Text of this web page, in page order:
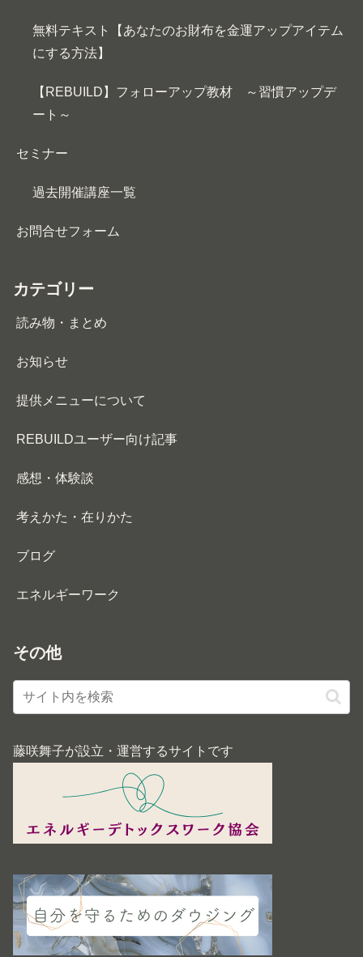
無料テキスト【あなたのお財布を金運アップアイテム
にする方法】
【REBUILD】フォローアップ教材 ～習慣アップデ
ート～
セミナー
過去開催講座一覧
お問合せフォーム
カテゴリー
読み物・まとめ
お知らせ
提供メニューについて
REBUILDユーザー向け記事
感想・体験談
考えかた・在りかた
ブログ
エネルギーワーク
その他
藤咲舞子が設立・運営するサイトです